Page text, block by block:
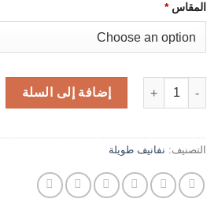
المقاس *
كمية فستان طويل
إضافة إلى السلة
التصنيف: نفانيف طويلة